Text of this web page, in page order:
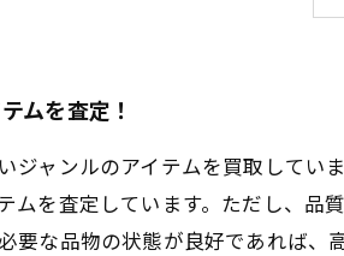
ムを査定！
ジャンルのアイテムを買取してい
ムを査定しています。ただし、品
要な品物の状態が良好であれば、